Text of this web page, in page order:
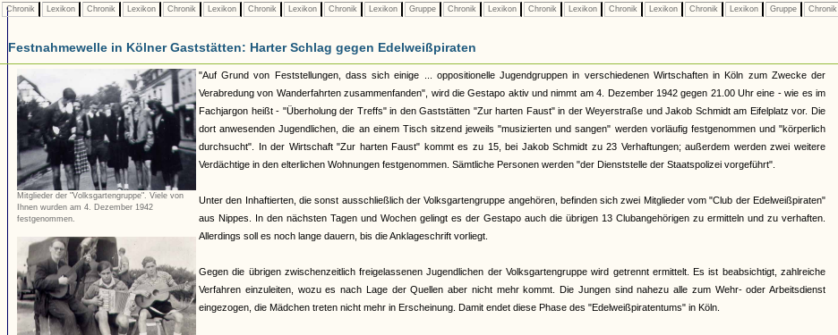
Chronik Lexikon Chronik Lexikon Chronik Lexikon Chronik Lexikon Chronik Lexikon Gruppe Chronik Lexikon Chronik Lexikon Chronik Lexikon Chronik Lexikon Gruppe Chronik
Festnahmewelle in Kölner Gaststätten: Harter Schlag gegen Edelweißpiraten
Mitglieder der "Volksgartengruppe". Viele von
Ihnen wurden am 4. Dezember 1942
festgenommen.
"Auf Grund von Feststellungen, dass sich einige ... oppositionelle Jugendgruppen in verschiedenen Wirtschaften in Köln zum Zwecke der
Verabredung von Wanderfahrten zusammenfanden", wird die Gestapo aktiv und nimmt am 4. Dezember 1942 gegen 21.00 Uhr eine - wie es im
Fachjargon heißt - "Überholung der Treffs" in den Gaststätten "Zur harten Faust" in der Weyerstraße und Jakob Schmidt am Eifelplatz vor. Die
dort anwesenden Jugendlichen, die an einem Tisch sitzend jeweils "musizierten und sangen" werden vorläufig festgenommen und "körperlich
durchsucht". In der Wirtschaft "Zur harten Faust" kommt es zu 15, bei Jakob Schmidt zu 23 Verhaftungen; außerdem werden zwei weitere
Verdächtige in den elterlichen Wohnungen festgenommen. Sämtliche Personen werden "der Dienststelle der Staatspolizei vorgeführt".
Unter den Inhaftierten, die sonst ausschließlich der Volksgartengruppe angehören, befinden sich zwei Mitglieder vom "Club der Edelweißpiraten"
aus Nippes. In den nächsten Tagen und Wochen gelingt es der Gestapo auch die übrigen 13 Clubangehörigen zu ermitteln und zu verhaften.
Allerdings soll es noch lange dauern, bis die Anklageschrift vorliegt.
Gegen die übrigen zwischenzeitlich freigelassenen Jugendlichen der Volksgartengruppe wird getrennt ermittelt. Es ist beabsichtigt, zahlreiche
Verfahren einzuleiten, wozu es nach Lage der Quellen aber nicht mehr kommt. Die Jungen sind nahezu alle zum Wehr- oder Arbeitsdienst
eingezogen, die Mädchen treten nicht mehr in Erscheinung. Damit endet diese Phase des "Edelweißpiratentums" in Köln.